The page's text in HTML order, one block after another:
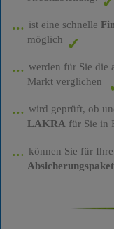
ist eine schnelle
möglich
werden für Sie die
Markt verglichen
wird geprüft, ob
LAKRA für Sie in
können Sie für
Absicherungspaket